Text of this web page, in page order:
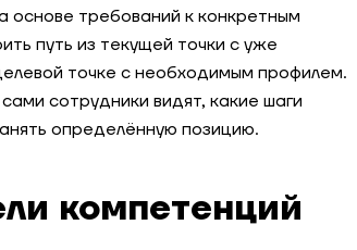
требований к конкретным
путь из текущей точки с уже
точке с необходимым профилем.
сотрудники видят, какие шаги
определённую позицию.
компетенций